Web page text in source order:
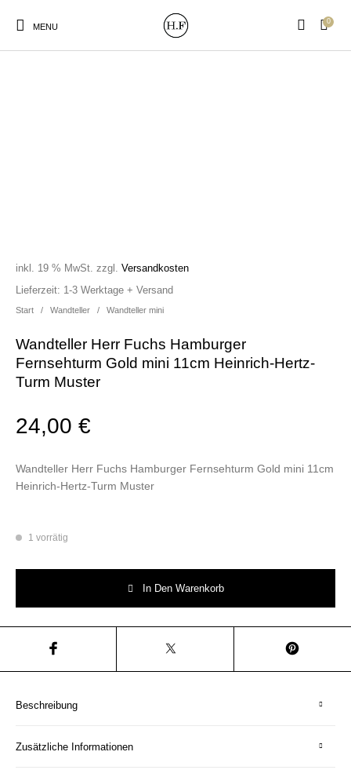
MENU
0
Poster&Notizbücher
für den Kopf
Start / Wandteller / Wandteller mini
Wandteller Herr Fuchs Hamburger
Fernsehturm Gold mini 11cm Heinrich-Hertz-
Turm Muster
24,00€
inkl. 19 % MwSt. zzgl.Versandkosten
Wandteller Herr Fuchs Hamburger Fernsehturm Gold mini 11cm
Heinrich-Hertz-Turm Muster
Lieferzeit: 1-3 Werktage + Versand
1 vorrätig
In Den Warenkorb
Beschreibung
Zusätzliche Informationen